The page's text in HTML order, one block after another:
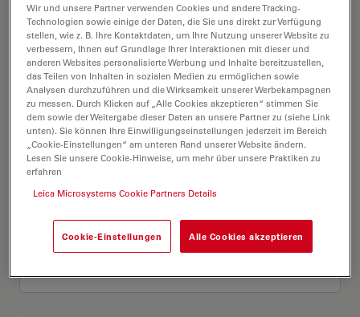
Das bin ich
Akademischer Grad
Vorname
Nachname
Wir und unsere Partner verwenden Cookies und andere Tracking-
Technologien sowie einige der Daten, die Sie uns direkt zur Verfügung
stellen, wie z. B. Ihre Kontaktdaten, um Ihre Nutzung unserer Website zu
verbessern, Ihnen auf Grundlage Ihrer Interaktionen mit dieser und
anderen Websites personalisierte Werbung und Inhalte bereitzustellen,
das Teilen von Inhalten in sozialen Medien zu ermöglichen sowie
Analysen durchzuführen und die Wirksamkeit unserer Werbekampagnen
zu messen. Durch Klicken auf „Alle Cookies akzeptieren“ stimmen Sie
dem sowie der Weitergabe dieser Daten an unsere Partner zu (siehe Link
unten). Sie können Ihre Einwilligungseinstellungen jederzeit im Bereich
„Cookie-Einstellungen“ am unteren Rand unserer Website ändern.
Lesen Sie unsere Cookie-Hinweise, um mehr über unsere Praktiken zu
erfahren
Leica Microsystems Cookie Partners Details
Cookie-Einstellungen Alle Cookies akzeptieren